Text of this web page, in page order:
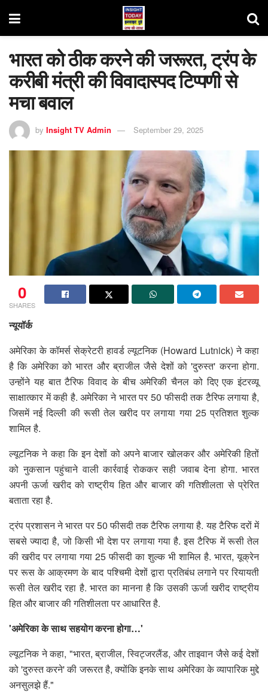
भारत को ठीक करने की जरूरत, ट्रंप के
करीबी मंत्री की विवादास्पद टिप्पणी से
मचा बवाल
by Insight TV Admin September 29, 2025
0
SHARES
न्यूयॉर्क
अमेरिका के कॉमर्स सेक्रेटरी हावर्ड ल्यूटनिक (Howard Lutnick) ने कहा
है कि अमेरिका को भारत और ब्राजील जैसे देशों को 'दुरुस्त' करना होगा.
उन्होंने यह बात टैरिफ विवाद के बीच अमेरिकी चैनल को दिए एक इंटरव्यू
साक्षात्कार में कही है. अमेरिका ने भारत पर 50 फीसदी तक टैरिफ लगाया है,
जिसमें नई दिल्ली की रूसी तेल खरीद पर लगाया गया 25 प्रतिशत शुल्क
शामिल है.
ल्यूटनिक ने कहा कि इन देशों को अपने बाजार खोलकर और अमेरिकी हितों
को नुकसान पहुंचाने वाली कार्रवाई रोककर सही जवाब देना होगा. भारत
अपनी ऊर्जा खरीद को राष्ट्रीय हित और बाजार की गतिशीलता से प्रेरित
बताता रहा है.
ट्रंप प्रशासन ने भारत पर 50 फीसदी तक टैरिफ लगाया है. यह टैरिफ दरों में
सबसे ज्यादा है, जो किसी भी देश पर लगाया गया है. इस टैरिफ में रूसी तेल
की खरीद पर लगाया गया 25 फीसदी का शुल्क भी शामिल है. भारत, यूक्रेन
पर रूस के आक्रमण के बाद पश्चिमी देशों द्वारा प्रतिबंध लगाने पर रियायती
रूसी तेल खरीद रहा है. भारत का मानना है कि उसकी ऊर्जा खरीद राष्ट्रीय
हित और बाजार की गतिशीलता पर आधारित है.
'अमेरिका के साथ सहयोग करना होगा…'
ल्यूटनिक ने कहा, "भारत, ब्राजील, स्विट्जरलैंड, और ताइवान जैसे कई देशों
को 'दुरुस्त करने' की जरूरत है, क्योंकि इनके साथ अमेरिका के व्यापारिक मुद्दे
अनसुलझे हैं."